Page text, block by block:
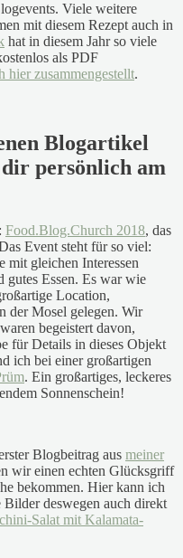
Viele weitere
mit diesem Rezept auch in
hat in diesem Jahr so viele
als PDF
hier zusammengestellt.
Blogartikel
dir persönlich am
Food.Blog.Church 2018, das
Event steht für so viel:
mit gleichen Interessen
gutes Essen. Es war wie
Location,
der Mosel gelegen. Wir
begeistert davon,
für Details in dieses Objekt
ich bei einer großartigen
. Ein großartiges, leckeres
Sonnenschein!
Blogbeitrag aus meiner
wir einen echten Glücksgriff
bekommen. Hier kann ich
deswegen auch direkt
Salat mit Kalamata-